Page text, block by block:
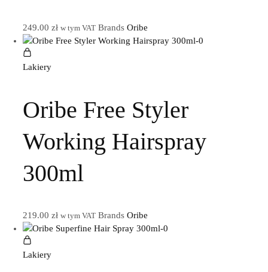
249.00 zł w tym VATBrands Oribe
Lakiery
Oribe Free Styler
Working Hairspray
300ml
219.00 zł w tym VATBrands Oribe
Lakiery